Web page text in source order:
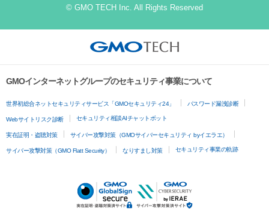
© GMO TECH Inc. All Rights Reserved
GMOインターネットグループのセキュリティ事業について
世界初総合ネットセキュリティサービス「GMOセキュリティ24」 パスワード漏洩診断
Webサイトリスク診断 セキュリティ相談AIチャットボット
実在証明・盗聴対策 サイバー攻撃対策（GMOサイバーセキュリティ byイエラエ）
サイバー攻撃対策（GMO Flatt Security） なりすまし対策 セキュリティ事業の軌跡